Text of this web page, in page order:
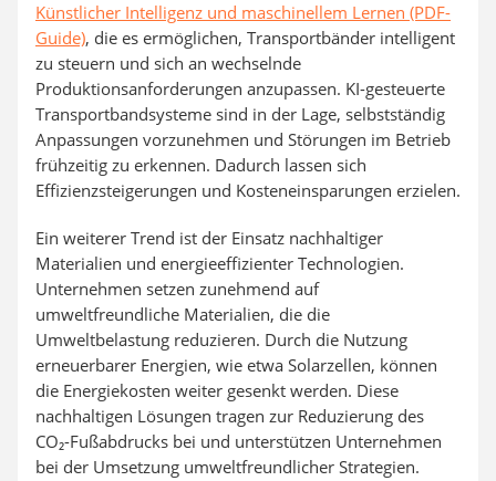
Künstlicher Intelligenz und maschinellem Lernen (PDF-
Guide), die es ermöglichen, Transportbänder intelligent
zu steuern und sich an wechselnde
Produktionsanforderungen anzupassen. KI-gesteuerte
Transportbandsysteme sind in der Lage, selbstständig
Anpassungen vorzunehmen und Störungen im Betrieb
frühzeitig zu erkennen. Dadurch lassen sich
Effizienzsteigerungen und Kosteneinsparungen erzielen.
Ein weiterer Trend ist der Einsatz nachhaltiger
Materialien und energieeffizienter Technologien.
Unternehmen setzen zunehmend auf
umweltfreundliche Materialien, die die
Umweltbelastung reduzieren. Durch die Nutzung
erneuerbarer Energien, wie etwa Solarzellen, können
die Energiekosten weiter gesenkt werden. Diese
nachhaltigen Lösungen tragen zur Reduzierung des
CO₂-Fußabdrucks bei und unterstützen Unternehmen
bei der Umsetzung umweltfreundlicher Strategien.